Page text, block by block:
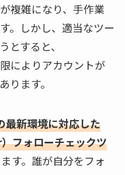
複雑になり、手作業
。しかし、適当なツー
とすると、
によりアカウントが
ります。
最新環境に対応した
フォローチェックツ
す。誰が自分をフォ